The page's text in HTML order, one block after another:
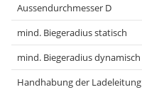
Aussendurchmesser D
mind. Biegeradius statisch
mind. Biegeradius dynamisch
Handhabung der Ladeleitung